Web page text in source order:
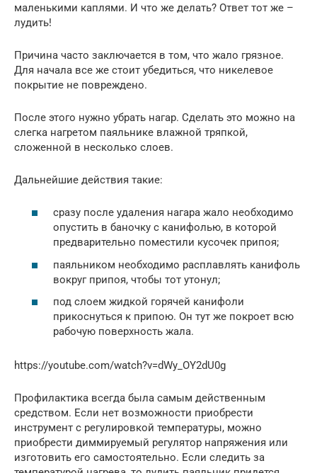
маленькими каплями. И что же делать? Ответ тот же –
лудить!
Причина часто заключается в том, что жало грязное.
Для начала все же стоит убедиться, что никелевое
покрытие не повреждено.
После этого нужно убрать нагар. Сделать это можно на
слегка нагретом паяльнике влажной тряпкой,
сложенной в несколько слоев.
Дальнейшие действия такие:
сразу после удаления нагара жало необходимо
опустить в баночку с канифолью, в которой
предварительно поместили кусочек припоя;
паяльником необходимо расплавлять канифоль
вокруг припоя, чтобы тот утонул;
под слоем жидкой горячей канифоли
прикоснуться к припою. Он тут же покроет всю
рабочую поверхность жала.
https://youtube.com/watch?v=dWy_OY2dU0g
Профилактика всегда была самым действенным
средством. Если нет возможности приобрести
инструмент с регулировкой температуры, можно
приобрести диммируемый регулятор напряжения или
изготовить его самостоятельно. Если следить за